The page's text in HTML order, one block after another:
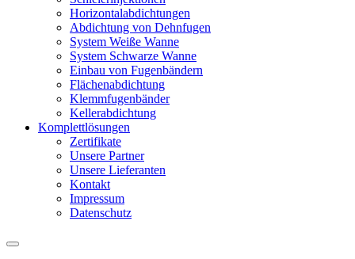
Horizontalabdichtungen
Abdichtung von Dehnfugen
System Weiße Wanne
System Schwarze Wanne
Einbau von Fugenbändern
Flächenabdichtung
Klemmfugenbänder
Kellerabdichtung
Komplettlösungen
Zertifikate
Unsere Partner
Unsere Lieferanten
Kontakt
Impressum
Datenschutz